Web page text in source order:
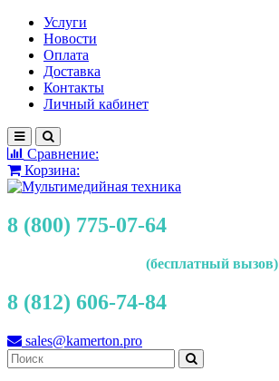
Услуги
Новости
Оплата
Доставка
Контакты
Личный кабинет
Сравнение:
Корзина:
8 (800) 775-07-64
(бесплатный вызов)
8 (812) 606-74-84
sales@kamerton.pro